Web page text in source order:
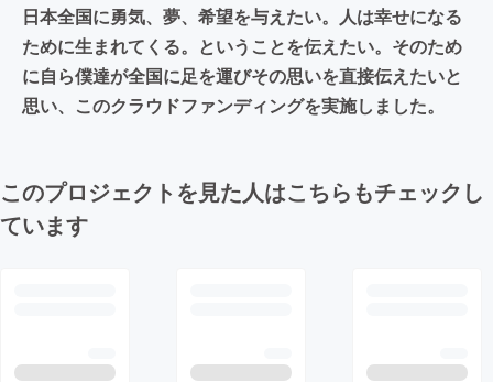
日本全国に勇気、夢、希望を与えたい。人は幸せになる
ために生まれてくる。ということを伝えたい。そのため
に自ら僕達が全国に足を運びその思いを直接伝えたいと
思い、このクラウドファンディングを実施しました。
このプロジェクトを見た人はこちらもチェックし
ています